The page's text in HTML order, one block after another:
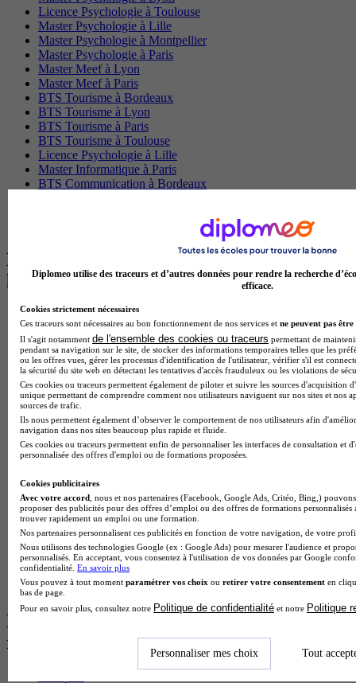
Licence Psychologie à Toulouse
Master Psychologie à Lille
Master Psychologie à Montpellier
Master Psychologie à Paris
Master Meef à Lyon
Master Meef à Paris
BTS Tourisme à Bordeaux
BTS Tourisme à Lyon
BTS Tourisme à Paris
BTS Tourisme à Toulouse
Licence Psychologie à Lille
Master Informatique à Paris
BTS Communication à Bordeaux
Les intitulés de diplôme par alternance
les plus recherchés
BTS Esf en alternance
BTS Dietetique en alternance
BTS Mco en alternance
BTS Pi en alternance
BTS Sp3s en alternance
Master CCA en alternance
BTS Ndrc en alternance
BTS Sam en alternance
Cap Fleuriste en alternance
BTS Sio en alternance
MSc Marketing Digital en alternance
Cap Electricien en alternance
BTS Gpn en alternance
BTS Domotique en alternance
BAC Pro Agora en alternance
BTS Sta en alternance
BTS Iris en alternance
BTS Tpl en alternance
BTS Ati en alternance
Les diplômes par filière les plus
recherchés
Diplomeo utilise des traceurs et d’autres données pour rendre la recherche
efficace.
Cookies strictement nécessaires
Ces traceurs sont nécessaires au bon fonctionnement de nos services et ne peuvent pas être
Il s'agit notamment de l'ensemble des cookies ou traceurs permettant de
pendant sa navigation sur le site, de stocker des informations temporaires telles que les
ou les offres vues, gérer les processus d'identification de l'utilisateur, vérifier s'il est
la sécurité du site web en détectant les tentatives d'accès frauduleux ou les violations de
Ces cookies ou traceurs permettent également de piloter et suivre les sources d'acquisition
unique permettant de comprendre comment nos utilisateurs naviguent sur nos sites et nos
sources de trafic.
Ils nous permettent également d’observer le comportement de nos utilisateurs afin
navigation dans nos sites beaucoup plus rapide et fluide.
Ces cookies ou traceurs permettent enfin de personnaliser les interfaces de consultation et
personnalisée des offres d'emploi ou de formations proposées.
Cookies publicitaires
Avec votre accord , nous et nos partenaires (Facebook, Google Ads, Critéo, Bing,)
proposer des publicités pour des offres d’emploi ou des offres de formations
trouver rapidement un emploi ou une formation.
Nos partenaires personnalisent ces publicités en fonction de votre navigation, de votre
Nous utilisons des technologies Google (ex : Google Ads) pour mesurer l'audience et
personnalisés. En acceptant, vous consentez à l'utilisation de vos données par Google
confidentialité. En savoir plus
Vous pouvez à tout moment paramétrer vos choix ou retirer votre consentement en
bas de page.
Pour en savoir plus, consultez notre Politique de confidentialité et notre Politique
Personnaliser mes choix Tout